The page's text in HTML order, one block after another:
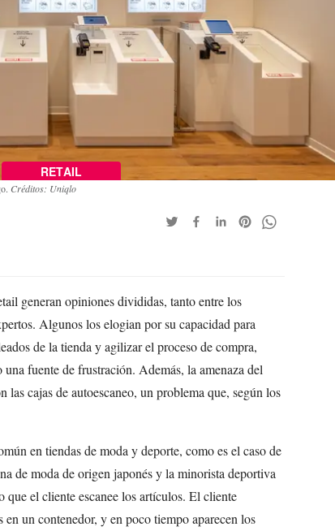
RETAIL
Créditos: Uniqlo
generan opiniones divididas, tanto entre los
Algunos los elogian por su capacidad para
de la tienda y agilizar el proceso de compra,
fuente de frustración. Además, la amenaza del
las cajas de autoescaneo, un problema que, según los
en tiendas de moda y deporte, como es el caso de
de moda de origen japonés y la minorista deportiva
que el cliente escanee los artículos. El cliente
un contenedor, y en poco tiempo aparecen los